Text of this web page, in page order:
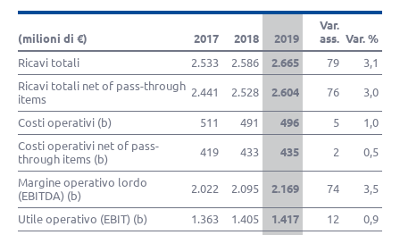
(milioni di €) 2017 2018 2019
Var.
ass. Var. %
Ricavi totali 2.533 2.586 2.665 79
3,1
Ricavi totali net of pass-through
items
2.441 2.528 2.604 76 3,0
Costi operativi (b) 511 491 496 5
1,0
Costi operativi net of pass-
through items (b)
419 433 435 2 0,5
Margine operativo lordo
(EBITDA) (b)
2.022 2.095 2.169 74 3,5
Utile operativo (EBIT) (b) 1.363 1.405 1.417 12
0,9